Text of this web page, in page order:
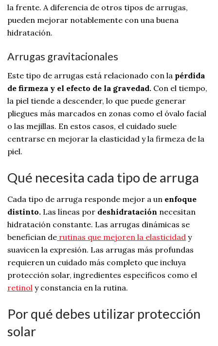
la frente. A diferencia de otros tipos de arrugas,
pueden mejorar notablemente con una buena
hidratación.
Arrugas gravitacionales
Este tipo de arrugas está relacionado con la pérdida
de firmeza y el efecto de la gravedad. Con el tiempo,
la piel tiende a descender, lo que puede generar
pliegues más marcados en zonas como el óvalo facial
o las mejillas. En estos casos, el cuidado suele
centrarse en mejorar la elasticidad y la firmeza de la
piel.
Qué necesita cada tipo de arruga
Cada tipo de arruga responde mejor a un enfoque
distinto. Las líneas por deshidratación necesitan
hidratación constante. Las arrugas dinámicas se
benefician de rutinas que mejoren la elasticidad y
suavicen la expresión. Las arrugas más profundas
requieren un cuidado más completo que incluya
protección solar, ingredientes específicos como el
retinol y constancia en la rutina.
Por qué debes utilizar protección
solar